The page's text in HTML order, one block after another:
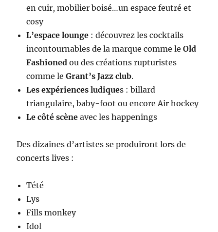
en cuir, mobilier boisé…un espace feutré et
cosy
L’espace lounge : découvrez les cocktails
incontournables de la marque comme leOld
Fashioned ou des créations rupturistes
comme leGrant’s Jazz club.
Les expériences ludiques : billard
triangulaire, baby-foot ou encore Air hockey
Le côté scène avec les happenings
Des dizaines d’artistes se produiront lors de
concerts lives :
Tété
Lys
Fills monkey
Idol